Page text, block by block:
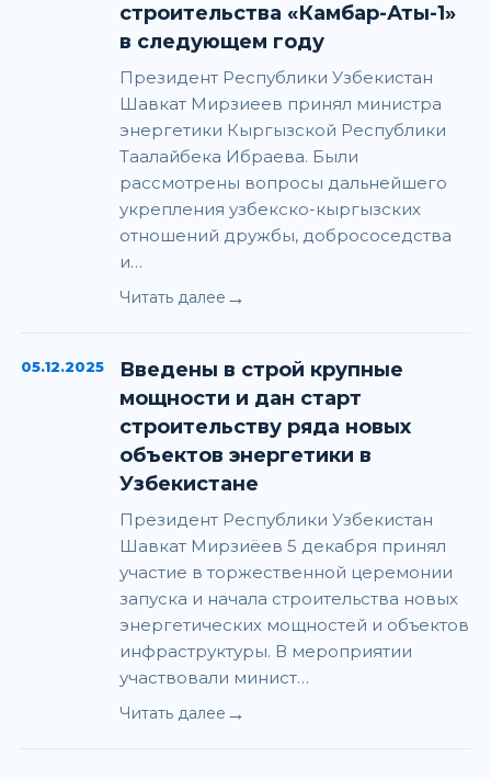
строительства «Камбар-Аты-1»
в следующем году
Президент Республики Узбекистан
Шавкат Мирзиеев принял министра
энергетики Кыргызской Республики
Таалайбека Ибраева. Были
рассмотрены вопросы дальнейшего
укрепления узбекско-кыргызских
отношений дружбы, добрососедства
и…
Читать далее →
05.12.2025
Введены в строй крупные
мощности и дан старт
строительству ряда новых
объектов энергетики в
Узбекистане
Президент Республики Узбекистан
Шавкат Мирзиёев 5 декабря принял
участие в торжественной церемонии
запуска и начала строительства новых
энергетических мощностей и объектов
инфраструктуры. В мероприятии
участвовали минист…
Читать далее →